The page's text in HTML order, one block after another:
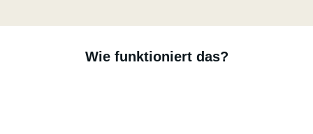
Wie funktioniert das?